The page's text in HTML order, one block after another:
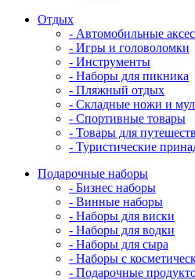
Отдых
- Автомобильные
- Игры и головоломки
- Инструменты
- Наборы для пикника
- Пляжный отдых
- Складные ножи и
- Спортивные товары
- Товары для
- Туристические
Подарочные наборы
- Бизнес наборы
- Винные наборы
- Наборы для виски
- Наборы для водки
- Наборы для сыра
- Наборы с
- Подарочные